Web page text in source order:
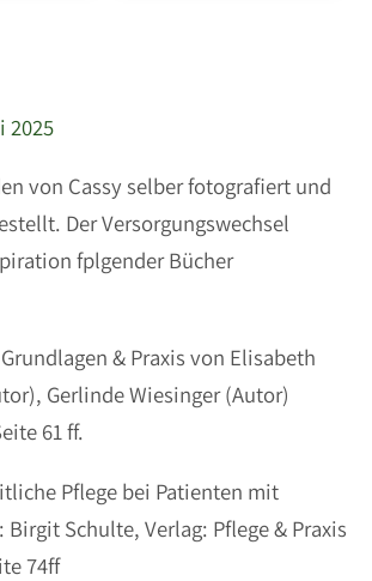
2025
von Cassy selber fotografiert und
Der Versorgungswechsel
fplgender Bücher
& Praxis von Elisabeth
Gerlinde Wiesinger (Autor)
61 ff.
Pflege bei Patienten mit
Schulte, Verlag: Pflege & Praxis
74ff